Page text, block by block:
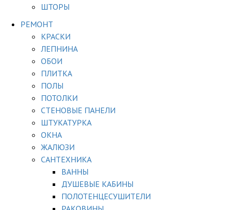
ШТОРЫ
РЕМОНТ
КРАСКИ
ЛЕПНИНА
ОБОИ
ПЛИТКА
ПОЛЫ
ПОТОЛКИ
СТЕНОВЫЕ ПАНЕЛИ
ШТУКАТУРКА
ОКНА
ЖАЛЮЗИ
САНТЕХНИКА
ВАННЫ
ДУШЕВЫЕ КАБИНЫ
ПОЛОТЕНЦЕСУШИТЕЛИ